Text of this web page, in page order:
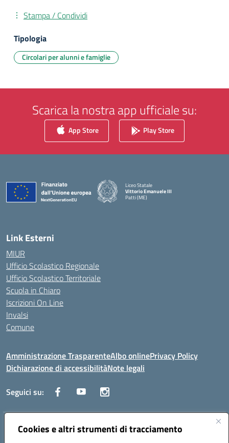
Cookies e altri strumenti di tracciamento
Stampa / Condividi
Tipologia
Circolari per alunni e famiglie
Scarica la nostra app ufficiale su:
App Store Play Store
Liceo Statale
Vittorio Emanuele III
Patti (ME)
Link Esterni
MIUR
Ufficio Scolastico Regionale
Ufficio Scolastico Territoriale
Scuola in Chiaro
Iscrizioni On Line
Invalsi
Comune
Amministrazione TrasparenteAlbo onlinePrivacy Policy
Dichiarazione di accessibilitàNote legali
Seguici su:
Indirizzo:Via Trieste, 43 – 98066 Patti (ME)